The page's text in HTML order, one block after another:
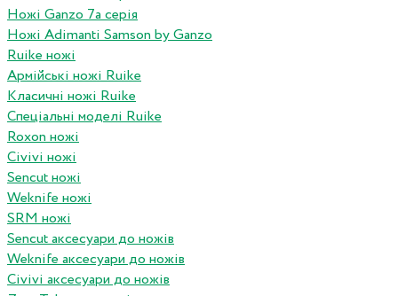
Ножі Ganzo 7а серія
Ножі Adimanti Samson by Ganzo
Ruike ножі
Армійські ножі Ruike
Класичні ножі Ruike
Спеціальні моделі Ruike
Roxon ножi
Civivi ножі
Sencut ножі
Weknife ножі
SRM ножі
Sencut аксесуари до ножів
Weknife аксесуари до ножів
Civivi аксесуари до ножів